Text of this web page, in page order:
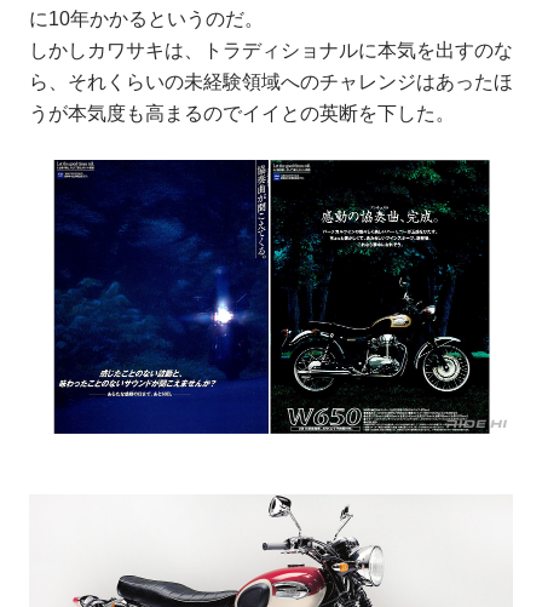
に10年かかるというのだ。
しかしカワサキは、トラディショナルに本気を出すのな
ら、それくらいの未経験領域へのチャレンジはあったほ
うが本気度も高まるのでイイとの英断を下した。